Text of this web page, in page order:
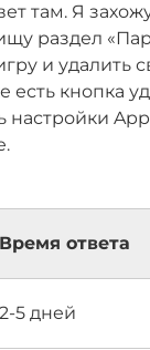
там. Я
раздел
и удалить
кнопка
настройки
Время ответа
2-5 дней